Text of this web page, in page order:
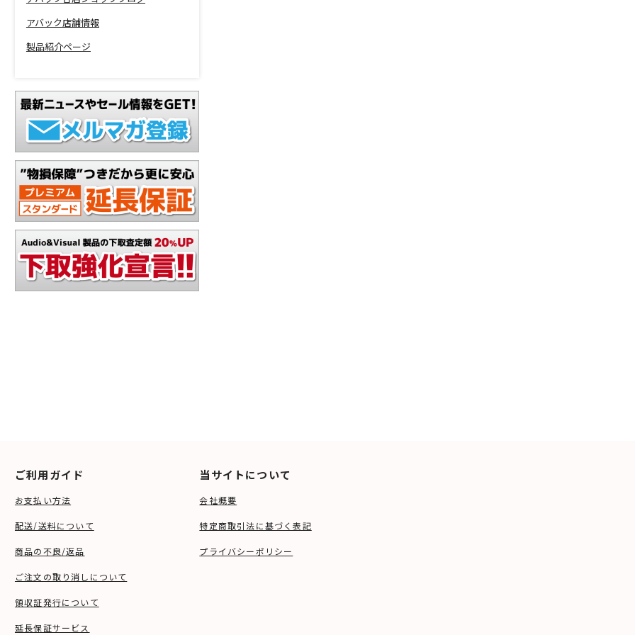
アバック店舗情報
製品紹介ページ
ご利用ガイド
お支払い方法
配送/送料について
商品の不良/返品
ご注文の取り消しについて
領収証発行について
延長保証サービス
当サイトについて
会社概要
特定商取引法に基づく表記
プライバシーポリシー